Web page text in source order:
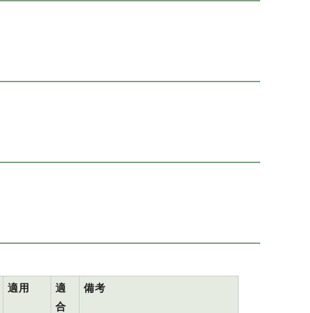
適用
適
合
備考